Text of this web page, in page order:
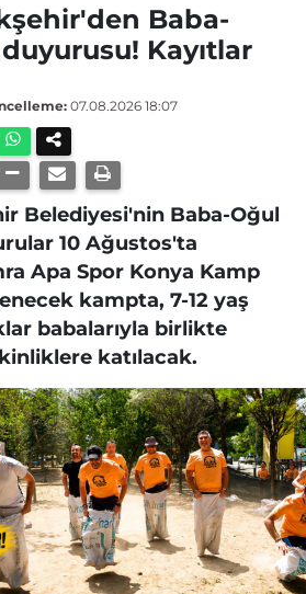
Baba-
Kayıtlar
07.08.2026 18:07
Belediyesi'nin Baba-Oğul
10 Ağustos'ta
Apa Spor Konya Kamp
kampta, 7-12 yaş
babalarıyla birlikte
katılacak.